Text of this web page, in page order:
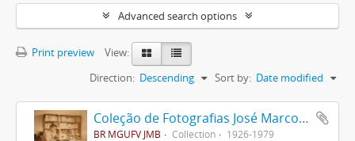
Advanced search options
Print preview
View:
Sort by: Date modified
Direction: Descending
Coleção de Fotografias José Marcondes Borges
BR MGUFV JMB Collection 1926-1979